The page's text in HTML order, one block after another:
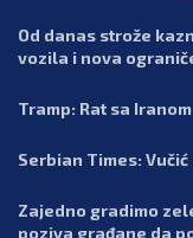
Od danas strože
vozila i nova
Tramp: Rat sa
Serbian Times:
Zajedno gradimo
poziva građane da